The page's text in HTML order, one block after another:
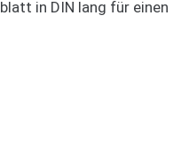
in DIN lang für einen